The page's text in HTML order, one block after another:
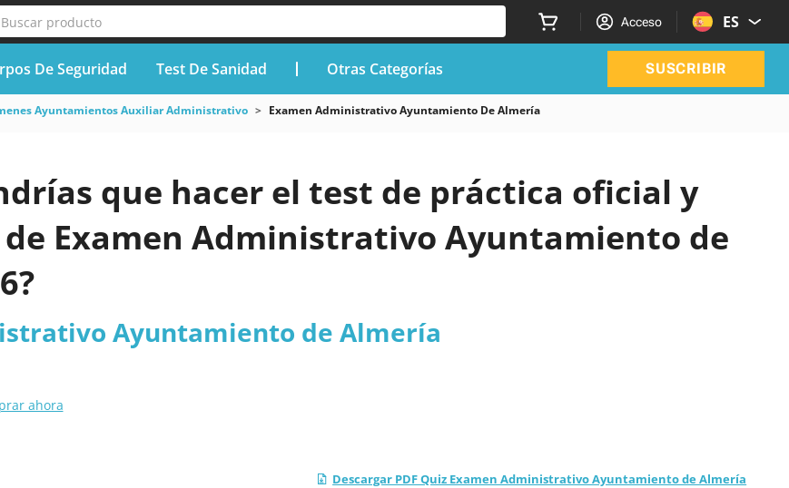
Buscar producto Acceso ES
De Seguridad Test De Sanidad Otras Categorías SUSCRIBIR
Ayuntamientos Auxiliar Administrativo Examen Administrativo Ayuntamiento De Almería
que hacer el test de práctica oficial y
Examen Administrativo Ayuntamiento de
Ayuntamiento de Almería
ahora
Descargar PDF Quiz Examen Administrativo Ayuntamiento de Almería